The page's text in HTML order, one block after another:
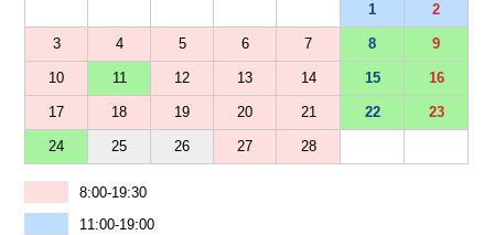
1 2
3 4 5 6 7 8 9
10 11 12 13 14 15 16
17 18 19 20 21 22 23
24 25 26 27 28
8:00-19:30
11:00-19:00